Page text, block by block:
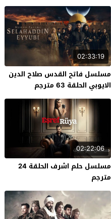
02:33:19
مسلسل فاتح القدس صلاح الدين
الايوبي الحلقة 63 مترجم
02:22:06
مسلسل حلم اشرف الحلقة 24
مترجم